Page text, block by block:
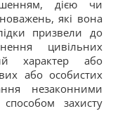
дією чи
які вона
призвели до
цивільних
характер або
або особистих
незаконними
захисту